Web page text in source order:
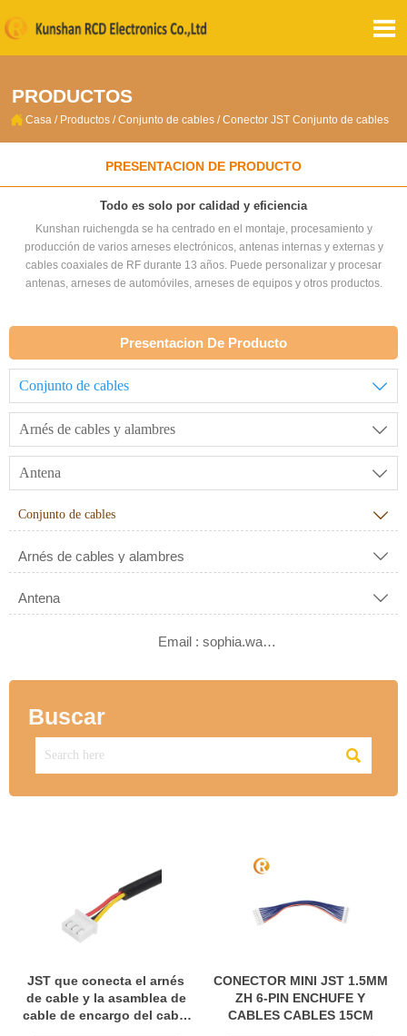

PRODUCTOS
 Casa / Productos /Conjunto de cables /Conector JST Conjunto de cables
PRESENTACION DE PRODUCTO
Todo es solo por calidad y eficiencia
Kunshan ruichengda se ha centrado en el montaje, procesamiento y
producción de varios arneses electrónicos, antenas internas y externas y
cables coaxiales de RF durante 13 años. Puede personalizar y procesar
antenas, arneses de automóviles, arneses de equipos y otros productos.
Presentacion De Producto
Conjunto de cables 
Arnés de cables y alambres 
Antena 
Conjunto de cables 
Arnés de cables y alambres 
Antena 
Email : sophia.wang@ksrcd.com
Buscar

JST que conecta el arnés
de cable y la asamblea de
cable de encargo del cable
CONECTOR MINI JST 1.5MM
ZH 6-PIN ENCHUFE Y
CABLES CABLES 15CM